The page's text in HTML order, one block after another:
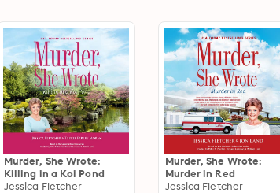
Murder, She Wrote:
Killing in a Koi Pond
Jessica Fletcher
Murder, She Wrote:
Murder in Red
Jessica Fletcher